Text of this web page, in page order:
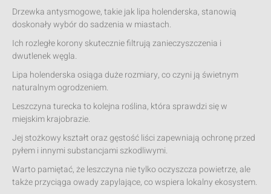
Drzewka antysmogowe, takie jak lipa holenderska, stanowią
doskonały wybór do sadzenia w miastach.
Ich rozległe korony skutecznie filtrują zanieczyszczenia i
dwutlenek węgla.
Lipa holenderska osiąga duże rozmiary, co czyni ją świetnym
naturalnym ogrodzeniem.
Leszczyna turecka to kolejna roślina, która sprawdzi się w
miejskim krajobrazie.
Jej stożkowy kształt oraz gęstość liści zapewniają ochronę przed
pyłem i innymi substancjami szkodliwymi.
Warto pamiętać, że leszczyna nie tylko oczyszcza powietrze, ale
także przyciąga owady zapylające, co wspiera lokalny ekosystem.